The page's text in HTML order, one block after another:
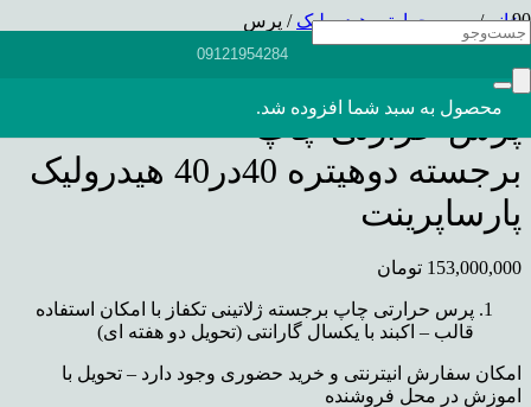
09121954284
محصول به سبد شما افزوده شد.
خانه/پرس حرارتی هیدرولیک / پرس
حرارتی چاپ برجسته دوهیتره 40در40
هیدرولیک پارساپرینت
پرس حرارتی چاپ
برجسته دوهیتره 40در40 هیدرولیک
پارساپرینت
153,000,000 تومان
پرس حرارتی چاپ برجسته ژلاتینی تکفاز با امکان استفاده
قالب – اکبند با یکسال گارانتی (تحویل دو هفته ای)
امکان سفارش انیترنتی و خرید حضوری وجود دارد – تحویل با
اموزش در محل فروشنده